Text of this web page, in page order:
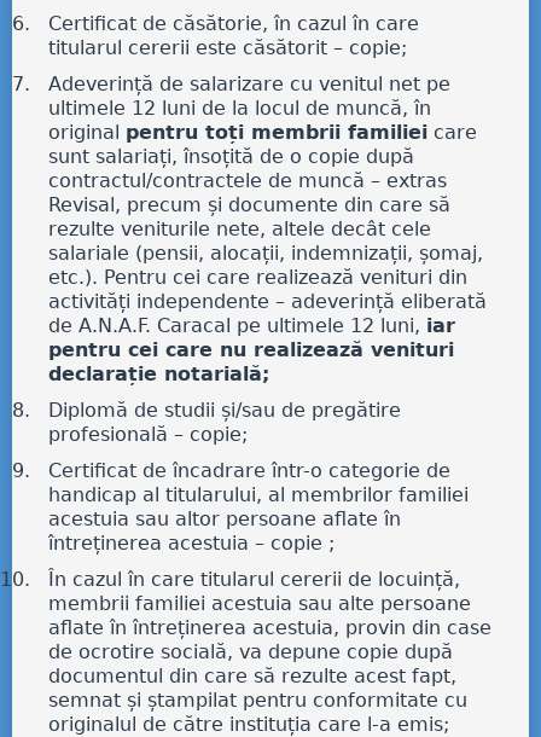
Certificat de căsătorie, în cazul în care
titularul cererii este căsătorit – copie;
Adeverință de salarizare cu venitul net pe
ultimele 12 luni de la locul de muncă, în
original pentru toți membrii familiei care
sunt salariați, însoțită de o copie după
contractul/contractele de muncă – extras
Revisal, precum și documente din care să
rezulte veniturile nete, altele decât cele
salariale (pensii, alocații, indemnizații, șomaj,
etc.). Pentru cei care realizează venituri din
activități independente – adeverință eliberată
de A.N.A.F. Caracal pe ultimele 12 luni, iar
pentru cei care nu realizează venituri
declarație notarială;
Diplomă de studii și/sau de pregătire
profesională – copie;
Certificat de încadrare într-o categorie de
handicap al titularului, al membrilor familiei
acestuia sau altor persoane aflate în
întreținerea acestuia – copie ;
În cazul în care titularul cererii de locuință,
membrii familiei acestuia sau alte persoane
aflate în întreținerea acestuia, provin din case
de ocrotire socială, va depune copie după
documentul din care să rezulte acest fapt,
semnat și ștampilat pentru conformitate cu
originalul de către instituția care l-a emis;